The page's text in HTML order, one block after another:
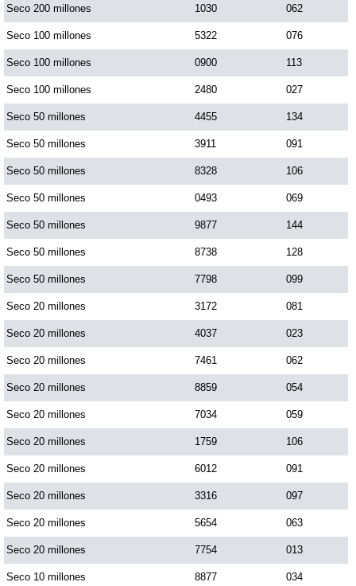
Dorado Noche
Fantástica Día
Fantástica Noche
Motilon Tarde
Motilon Noche
Paisita Día
Paisita Noche
Paisita 3
Pick 3 Día
Pick 3 Noche
Pick 4 Día
Pick 4 Noche
Seco 200 millones 1030 062
Seco 100 millones 5322 076
Seco 100 millones 0900 113
Seco 100 millones 2480 027
Seco 50 millones 4455 134
Seco 50 millones 3911 091
Seco 50 millones 8328 106
Seco 50 millones 0493 069
Seco 50 millones 9877 144
Seco 50 millones 8738 128
Seco 50 millones 7798 099
Seco 20 millones 3172 081
Seco 20 millones 4037 023
Seco 20 millones 7461 062
Seco 20 millones 8859 054
Seco 20 millones 7034 059
Seco 20 millones 1759 106
Seco 20 millones 6012 091
Seco 20 millones 3316 097
Seco 20 millones 5654 063
Seco 20 millones 7754 013
Seco 10 millones 8877 034